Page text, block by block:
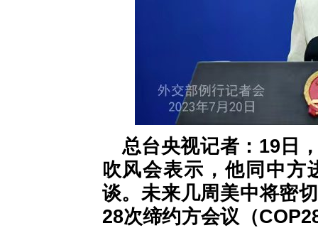
总台央视记者：19日
吹风会表示，他同中方
谈。未来几周美中将密
28次缔约方会议（